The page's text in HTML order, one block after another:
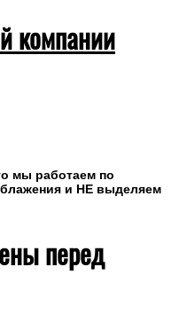
компании
мы работаем по
и НЕ выделяем
перед